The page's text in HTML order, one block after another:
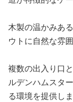
木製の温かみあ
ウトに自然な雰
複数の出入り口
ルデンハムスタ
る環境を提供しま